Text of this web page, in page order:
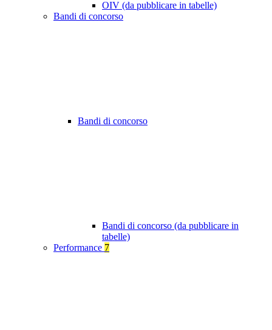
OIV (da pubblicare in tabelle)
Bandi di concorso
Bandi di concorso
Bandi di concorso (da pubblicare in
tabelle)
Performance 7